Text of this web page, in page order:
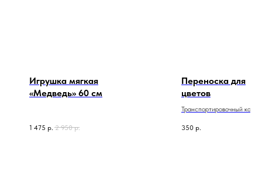
Игрушка мягкая
«Медведь» 60 см
1 475 р. 2 950 р.
Переноска для
цветов
Транспортировочный короб
350 р.